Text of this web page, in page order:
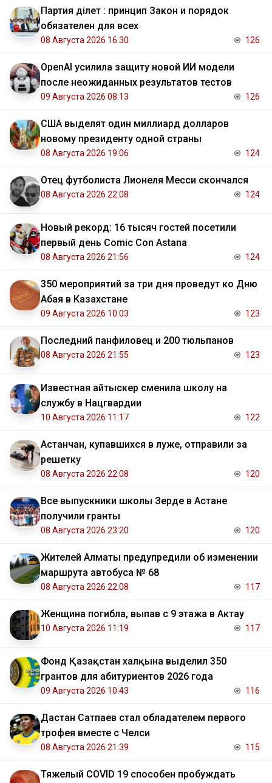
Партия Әділет : принцип Закон и порядок
обязателен для всех
08 Августа 2026 16:30 126
OpenAI усилила защиту новой ИИ модели
после неожиданных результатов тестов
09 Августа 2026 08:13 126
США выделят один миллиард долларов
новому президенту одной страны
08 Августа 2026 19:06 124
Отец футболиста Лионеля Месси скончался
08 Августа 2026 22:08 124
Новый рекорд: 16 тысяч гостей посетили
первый день Comic Con Astana
08 Августа 2026 21:56 124
350 мероприятий за три дня проведут ко Дню
Абая в Казахстане
09 Августа 2026 10:03 123
Последний панфиловец и 200 тюльпанов
08 Августа 2026 21:55 123
Известная айтыскер сменила школу на
службу в Нацгвардии
10 Августа 2026 11:17 122
Астанчан, купавшихся в луже, отправили за
решетку
08 Августа 2026 22:08 120
Все выпускники школы Зерде в Астане
получили гранты
08 Августа 2026 23:20 120
Жителей Алматы предупредили об изменении
маршрута автобуса № 68
08 Августа 2026 22:08 117
Женщина погибла, выпав с 9 этажа в Актау
10 Августа 2026 11:19 117
Фонд Қазақстан халқына выделил 350
грантов для абитуриентов 2026 года
09 Августа 2026 10:43 116
Дастан Сатпаев стал обладателем первого
трофея вместе с Челси
08 Августа 2026 21:39 115
Тяжелый COVID 19 способен пробуждать